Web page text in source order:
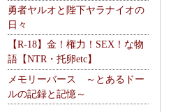
勇者ヤルオと陛下ヤラナイオの
日々
【R-18】金！権力！SEX！な物
語【NTR・托卵etc】
メモリーバース ～とあるドー
ルの記録と記憶～